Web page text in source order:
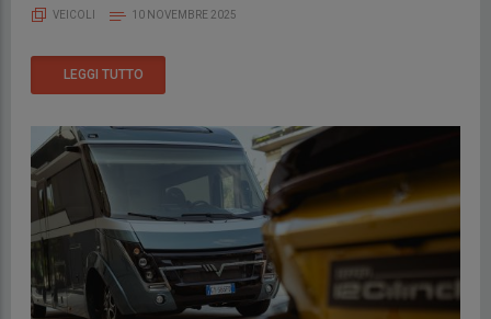
VEICOLI 10 NOVEMBRE 2025
LEGGI TUTTO